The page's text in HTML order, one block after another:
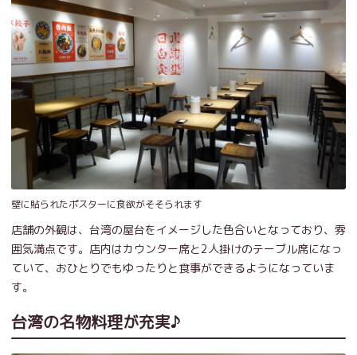
壁に貼られたポスターに食欲がそそられます
店舗の外観は、台湾の屋台をイメージした色合いとなっており、雰
囲気満点です。店内はカウンター席と2人掛けのテーブル席になっ
ていて、おひとりでもゆったりと食事ができるようになっていま
す。
台湾の名物料理が充実♪